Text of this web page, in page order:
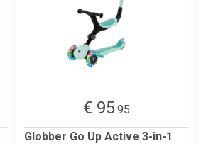
€ 95.95
Globber Go Up Active 3-in-1